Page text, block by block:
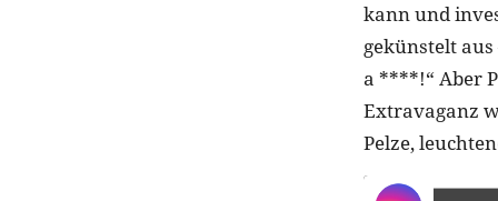
kann und
gekünstelt
a ****!“ Aber
Extravaganz
Pelze,